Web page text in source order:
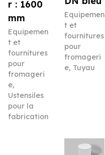
r : 1600
mm
Equipemen
t et
fournitures
pour
fromageri
e,
Ustensiles
pour la
fabrication
Equipemen
t et
fournitures
pour
fromageri
e, Tuyau